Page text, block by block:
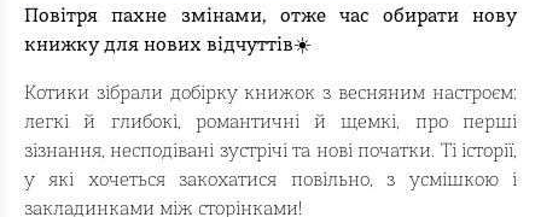
Повітря пахне змінами, отже час обирати нову
книжку для нових відчуттів☀️
Котики зібрали добірку книжок з весняним настроєм:
легкі й глибокі, романтичні й щемкі, про перші
зізнання, несподівані зустрічі та нові початки. Ті історії,
у які хочеться закохатися повільно, з усмішкою і
закладинками між сторінками!